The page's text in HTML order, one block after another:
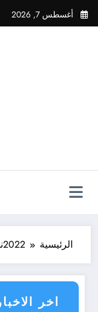
التجاوز
إلى
أغسطس 7, 2026
الرئيسية 2022
اخر عقد